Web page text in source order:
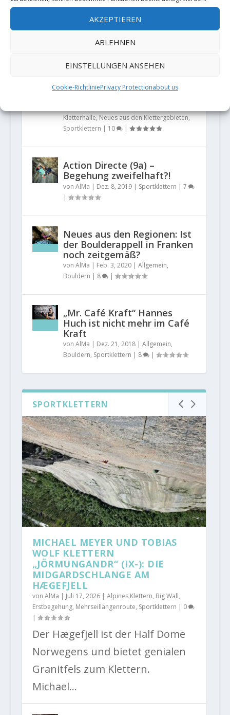
AKZEPTIEREN
ABLEHNEN
EINSTELLUNGEN ANSEHEN
Cookie-RichtliniePrivacy Protectionabout us
wegen ihrer Kühnheit aus der
Fassung bringen. Mit nunmehr
Quo vadis „Freiklettern“?
Kletterhalle,Neues aus den Klettergebieten,
Sportklettern | 10 |
Action Directe (9a) –
Begehung zweifelhaft?!
von AlMa | Dez. 8, 2019| Sportklettern | 7
|
Neues aus den Regionen: Ist
der Boulderappell in Franken
noch zeitgemäß?
von AlMa | Feb. 3, 2020| Allgemein,
Bouldern | 8 |
„Mr. Café Kraft“ Hannes
Huch ist nicht mehr im Café
Kraft
von AlMa | Dez. 21, 2018| Allgemein,
Bouldern, Sportklettern | 8 |
SPORTKLETTERN
MICHAEL MEYER UND TOBIAS
WOLF KLETTERN
„JÖRMUNGANDR“ (IX-): DIE
MIDGARDSCHLANGE AM
HÆGEFJELL
von AlMa | Juli 17, 2026| Alpines Klettern, Big Wall,
Erstbegehung, Mehrseillängenroute, Sportklettern | 0
|
Der Hægefjell ist der Half Dome
Norwegens und bietet genialen
Granitfels zum Klettern.
Michael...